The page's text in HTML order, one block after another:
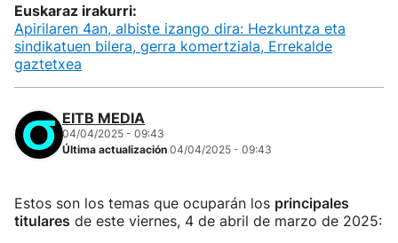
Euskaraz irakurri:
Apirilaren 4an, albiste izango dira: Hezkuntza eta
sindikatuen bilera, gerra komertziala, Errekalde
gaztetxea
EITB MEDIA
04/04/2025 - 09:43
Última actualización 04/04/2025 - 09:43
Estos son los temas que ocuparán los principales
titulares de este viernes, 4 de abril de marzo de 2025: